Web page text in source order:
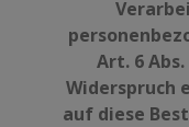
Art. 6
Widerspruch
auf diese